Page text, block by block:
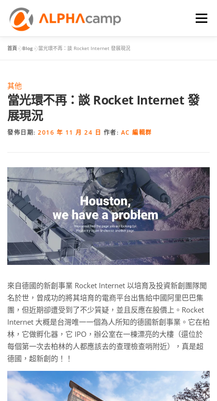
選單
FAQ
首頁 »Blog »當光環不再：談 Rocket Internet 發展現況
其他
當光環不再：談 Rocket Internet 發
展現況
發佈日期: 2016 年 11 月 24 日 作者: AC 編輯群
來自德國的新創事業 Rocket Internet 以培育及投資新創團隊聞
名於世，曾成功的將其培育的電商平台出售給中國阿里巴巴集
團，但近期卻遭受到了不少質疑，並且反應在股價上。Rocket
Internet 大概是台灣唯一一個為人所知的德國新創事業。它在柏
林，它做孵化器，它 IPO，辦公室在一棟漂亮的大樓（還位於
每個第一次去柏林的人都應該去的查理檢查哨附近），真是超
德國，超新創的！！